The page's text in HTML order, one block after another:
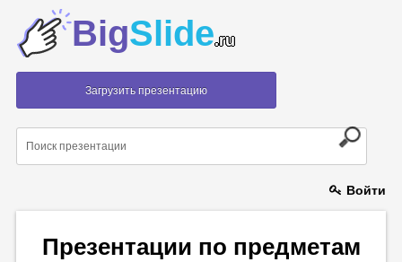
BigSlide.ru
Загрузить презентацию
Войти
Презентации по предметам